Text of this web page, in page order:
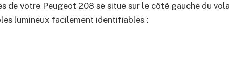
de votre Peugeot 208 se situe sur le côté gauche du
lumineux facilement identifiables :